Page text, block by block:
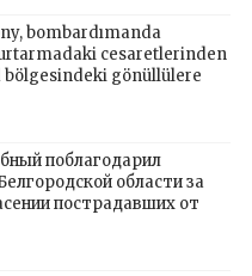
bombardımanda
cesaretlerinden
bölgesindeki gönüllülere
поблагодарил
области за
пострадавших от